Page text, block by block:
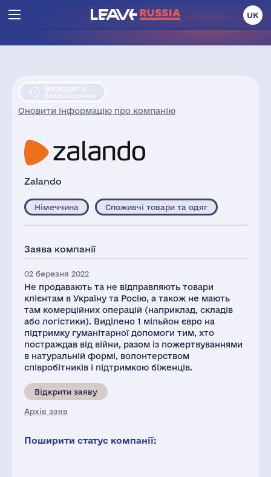
UK
Виходить
Залишає ринок
Оновити інформацію про компанію
Zalando
Німеччина Споживчі товари та одяг
Заява компанії
02 березня 2022
Не продавають та не відправляють товари
клієнтам в Україну та Росію, а також не мають
там комерційних операцій (наприклад, складів
або логістики). Виділено 1 мільйон євро на
підтримку гуманітарної допомоги тим, хто
постраждав від війни, разом із пожертвуваннями
в натуральній формі, волонтерством
співробітників і підтримкою біженців.
Відкрити заяву
Архів заяв
Поширити статус компанії: